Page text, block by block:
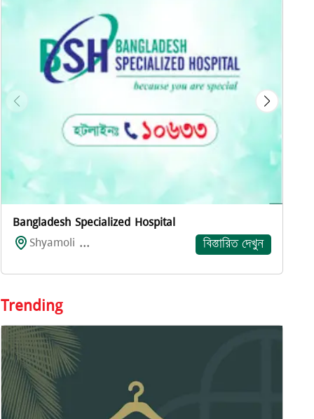
Bangladesh Specialized Hospital
Shyamoli ...
বিস্তারিত দেখুন
Trending